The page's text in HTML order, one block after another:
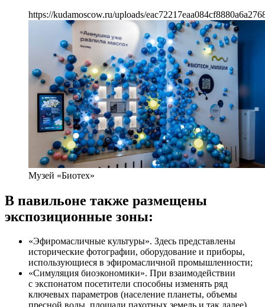
https://kudamoscow.ru/uploads/
Музей «Биотех»
В павильоне также размещены
экспозиционные зоны:
«Эфиромасличные культуры». Здесь представлены
исторические фотографии, оборудование и приборы,
использующиеся в эфиромасличной промышленности;
«Симуляция биоэкономики». При взаимодействии
с экспонатом посетители способны изменять ряд
ключевых параметров (население планеты, объемы